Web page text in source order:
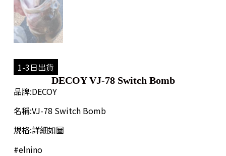
1-3日出貨
DECOY VJ-78 Switch Bomb
品牌:DECOY
名稱:VJ-78 Switch Bomb
規格:詳細如圖
#elnino